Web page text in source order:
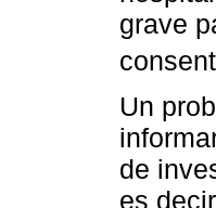
grave
Un
de
es